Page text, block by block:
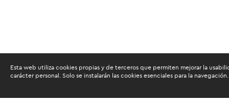
Esta web utiliza cookies propias y de terceros que permiten mejorar la
carácter personal. Solo se instalarán las cookies esenciales para la navegación.